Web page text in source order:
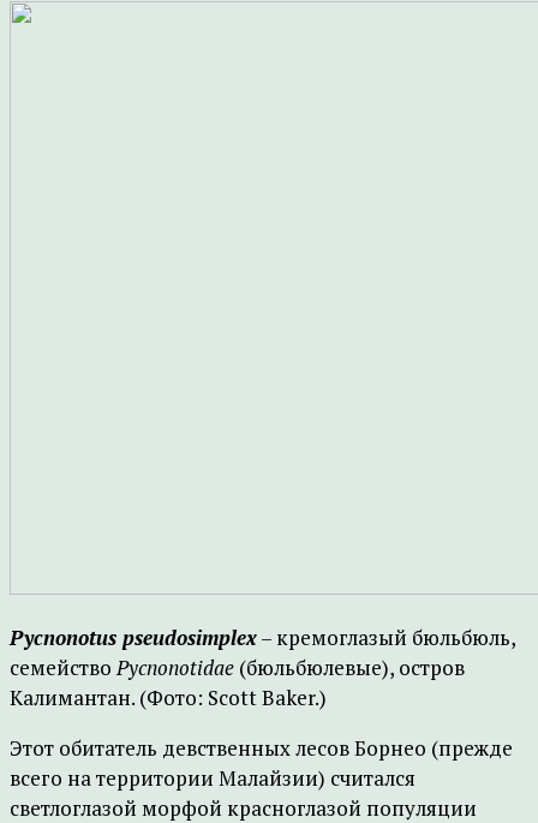
Pycnonotus pseudosimplex– кремоглазый бюльбюль,
семействоPycnonotidae (бюльбюлевые), остров
Калимантан. (Фото: Scott Baker.)
Этот обитатель девственных лесов Борнео (прежде
всего на территории Малайзии) считался
светлоглазой морфой красноглазой популяции